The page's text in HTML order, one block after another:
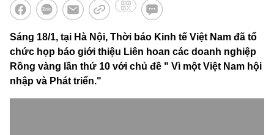
Sáng 18/1, tại Hà Nội, Thời báo Kinh tế Việt Nam đã tổ
chức họp báo giới thiệu Liên hoan các doanh nghiệp
Rồng vàng lần thứ 10 với chủ đề " Vì một Việt Nam hội
nhập và Phát triển."